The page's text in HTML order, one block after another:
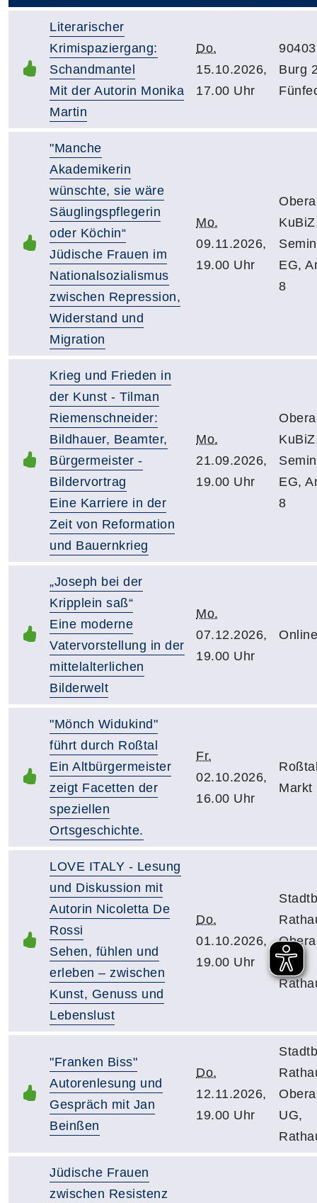
Literarischer
Krimispaziergang:
Schandmantel
Mit der Autorin Monika
Martin
Do.
15.10.2026,
17.00 Uhr
Burg
"Manche
Akademikerin
wünschte, sie wäre
Säuglingspflegerin
oder Köchin“
Jüdische Frauen im
Nationalsozialismus
zwischen Repression,
Widerstand und
Migration
Mo.
09.11.2026,
19.00 Uhr
EG,
8
Krieg und Frieden in
der Kunst - Tilman
Riemenschneider:
Bildhauer, Beamter,
Bürgermeister -
Bildervortrag
Eine Karriere in der
Zeit von Reformation
und Bauernkrieg
Mo.
21.09.2026,
19.00 Uhr
EG,
8
„Joseph bei der
Kripplein saß“
Eine moderne
Vatervorstellung in der
mittelalterlichen
Bilderwelt
Mo.
07.12.2026,
19.00 Uhr
"Mönch Widukind"
führt durch Roßtal
Ein Altbürgermeister
zeigt Facetten der
speziellen
Ortsgeschichte.
Fr.
02.10.2026,
16.00 Uhr
Markt
LOVE ITALY - Lesung
und Diskussion mit
Autorin Nicoletta De
Rossi
Sehen, fühlen und
erleben – zwischen
Kunst, Genuss und
Lebenslust
Do.
01.10.2026,
19.00 Uhr
UG,
"Franken Biss"
Autorenlesung und
Gespräch mit Jan
Beinßen
Do.
12.11.2026,
19.00 Uhr
UG,
Jüdische Frauen
zwischen Resistenz